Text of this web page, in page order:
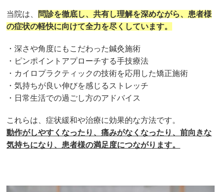
当院は、 問診を徹底し、共有し理解を深めながら、患者様
の症状の軽快に向けて全力を尽くしています。
・深さや角度にもこだわった鍼灸施術
・ピンポイントアプローチする手技療法
・カイロプラクティックの技術を応用した矯正施術
・気持ちが良い伸びを感じるストレッチ
・日常生活での過ごし方のアドバイス
これらは、症状緩和や治療に効果的な方法です。
動作がしやすくなったり、痛みがなくなったり、前向きな
気持ちになり、患者様の満足度につながります。